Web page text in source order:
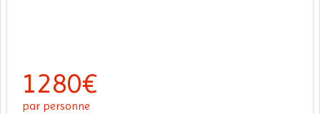
1280€
par personne